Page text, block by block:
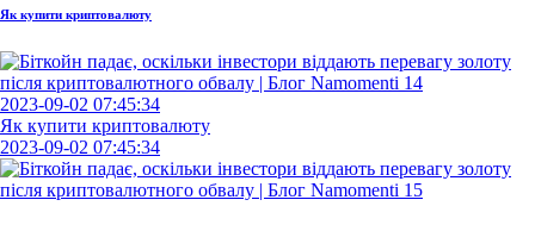
Як купити криптовалюту
2023-09-02 07:45:34
Як купити криптовалюту
2023-09-02 07:45:34